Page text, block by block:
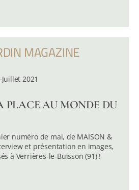
MAGAZINE
2021
PLACE AU MONDE DU
numéro de mai, de MAISON &
et présentation en images,
à Verrières-le-Buisson (91) !